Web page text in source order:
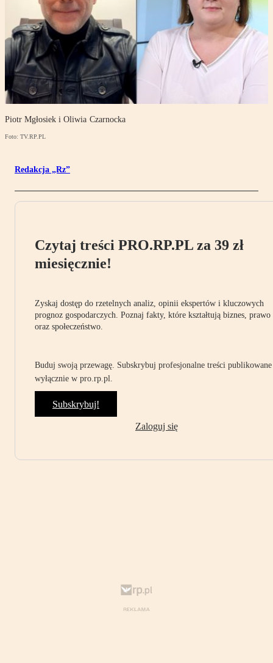
Piotr Mgłosiek i Oliwia Czarnocka
Foto: TV.RP.PL
Redakcja „Rz”
Czytaj treści PRO.RP.PL za 39 zł
miesięcznie!
Zyskaj dostęp do rzetelnych analiz, opinii ekspertów i kluczowych
prognoz gospodarczych. Poznaj fakty, które kształtują biznes, prawo
oraz społeczeństwo.
Buduj swoją przewagę. Subskrybuj profesjonalne treści publikowane
wyłącznie w pro.rp.pl.
Subskrybuj!
Zaloguj się